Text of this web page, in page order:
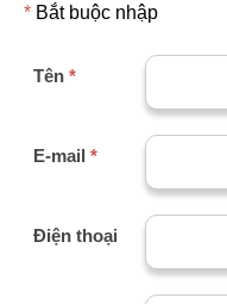
* Bắt buộc nhập
Tên *
E-mail *
Điện thoại